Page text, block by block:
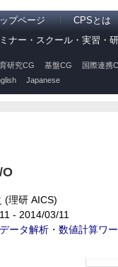
ップページ
CPSとは
ナー・スクール・実習・
研究CG 基盤CG
国際連携
Japanese
O
(理研 AICS)
- 2014/03/11
ータ解析・数値計算ワ